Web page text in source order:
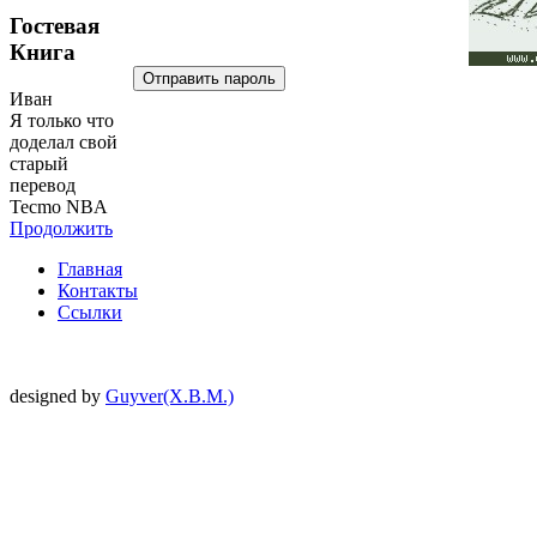
Гостевая
Книга
Иван
Я только что
доделал свой
старый
перевод
Tecmo NBA
Продолжить
Главная
Контакты
Ссылки
designed by Guyver(X.B.M.)